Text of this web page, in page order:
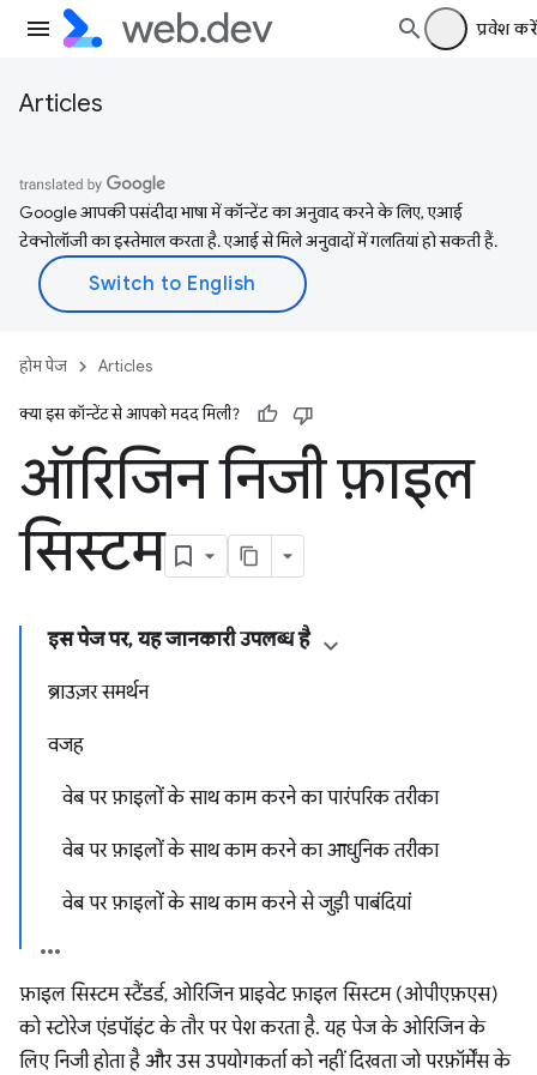
प्रवेश करें
Articles
Google आपकी पसंदीदा भाषा में कॉन्टेंट का अनुवाद करने के लिए, एआई
टेक्नोलॉजी का इस्तेमाल करता है. एआई से मिले अनुवादों में गलतियां हो सकती हैं.
होम पेज Articles
क्या इस कॉन्टेंट से आपको मदद मिली?
ऑरिजिन निजी फ़ाइल
सिस्टम
इस पेज पर, यह जानकारी उपलब्ध है
ब्राउज़र समर्थन
वजह
वेब पर फ़ाइलों के साथ काम करने का पारंपरिक तरीका
वेब पर फ़ाइलों के साथ काम करने का आधुनिक तरीका
वेब पर फ़ाइलों के साथ काम करने से जुड़ी पाबंदियां
फ़ाइल सिस्टम स्टैंडर्ड, ओरिजिन प्राइवेट फ़ाइल सिस्टम (ओपीएफ़एस)
को स्टोरेज एंडपॉइंट के तौर पर पेश करता है. यह पेज के ओरिजिन के
लिए निजी होता है और उस उपयोगकर्ता को नहीं दिखता जो परफ़ॉर्मेंस के